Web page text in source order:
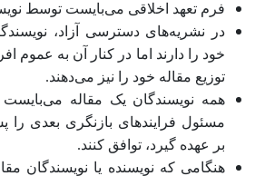
فرم تعهد اخلاقی می‌‏بایست توسط
در نشریه‌های دسترسی آزاد،
خود را دارند اما در کنار آن به عموم
توزیع مقاله خود را نیز می‌دهند.
همه نویسندگان یک مقاله می‌بایست
مسئول فرایندهای بازنگری بعدی
بر عهده گیرد، توافق کنند.
هنگامی‏ که نویسنده یا نویسندگان